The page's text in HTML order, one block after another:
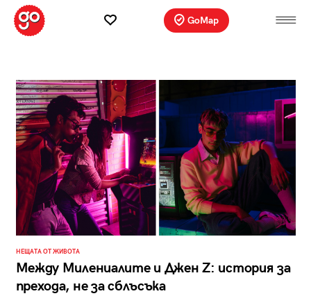
GoMap
НЕЩАТА ОТ ЖИВОТА
Между Милениалите и Джен Z: история за
прехода, не за сблъсъка